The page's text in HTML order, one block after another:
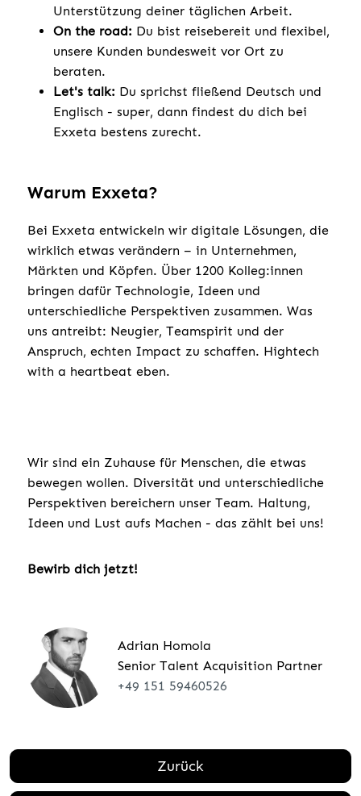
Unterstützung deiner täglichen Arbeit.
On the road: Du bist reisebereit und flexibel,
unsere Kunden bundesweit vor Ort zu
beraten.
Let's talk: Du sprichst fließend Deutsch und
Englisch - super, dann findest du dich bei
Exxeta bestens zurecht.
Warum Exxeta?
Bei Exxeta entwickeln wir digitale Lösungen, die
wirklich etwas verändern – in Unternehmen,
Märkten und Köpfen. Über 1200 Kolleg:innen
bringen dafür Technologie, Ideen und
unterschiedliche Perspektiven zusammen. Was
uns antreibt: Neugier, Teamspirit und der
Anspruch, echten Impact zu schaffen. Hightech
with a heartbeat eben.
Wir sind ein Zuhause für Menschen, die etwas
bewegen wollen. Diversität und unterschiedliche
Perspektiven bereichern unser Team. Haltung,
Ideen und Lust aufs Machen - das zählt bei uns!
Bewirb dich jetzt!
Adrian Homola
Senior Talent Acquisition Partner
+49 151 59460526
Zurück